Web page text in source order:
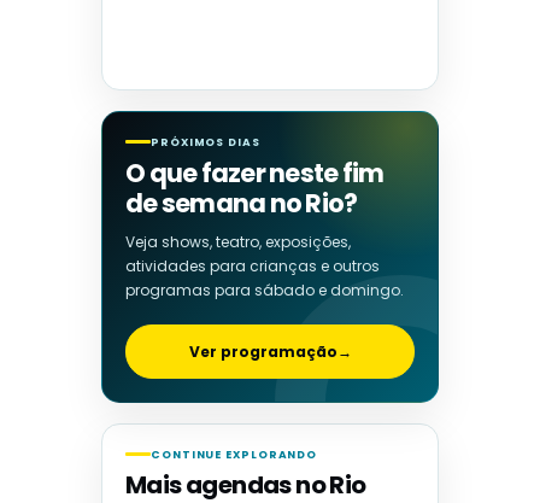
PRÓXIMOS DIAS
O que fazer neste fim
de semana no Rio?
Veja shows, teatro, exposições,
atividades para crianças e outros
programas para sábado e domingo.
Ver programação→
CONTINUE EXPLORANDO
Mais agendas no Rio